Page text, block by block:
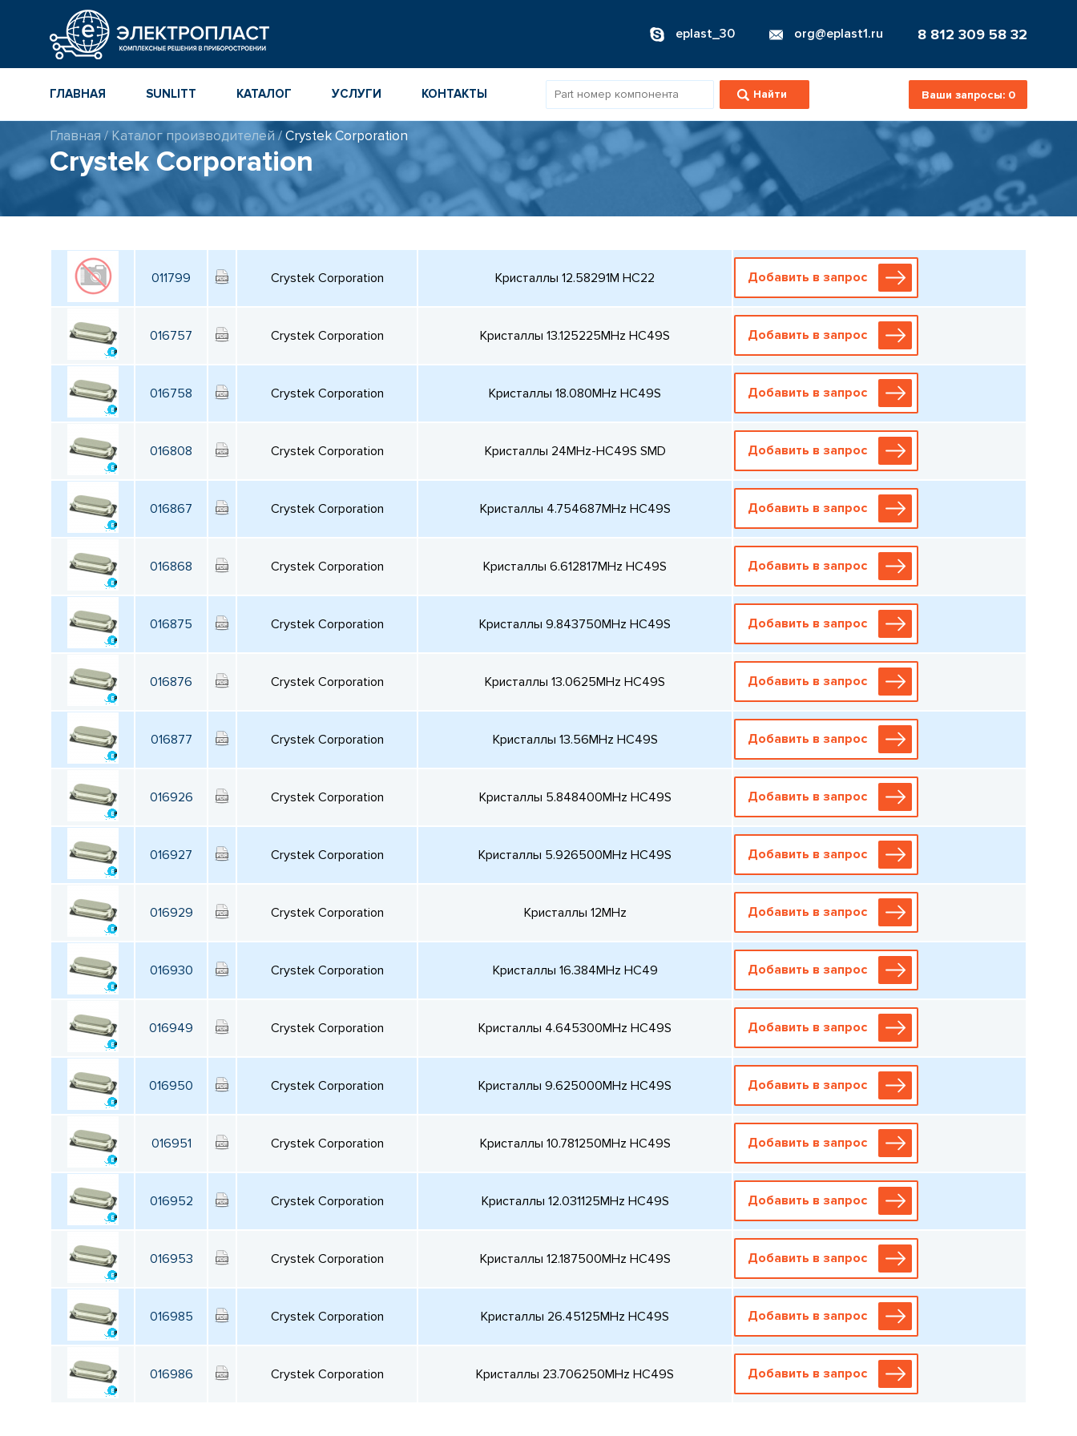
eplast_30 org@eplast1.ru 8 812 309 58 32
ГЛАВНАЯ SUNLITT
МНОГОСЛОЙНЫЕ
КЕРАМИЧЕСКИЕ ЧИП-
КОНДЕНСАТОРЫ
ПОВЕРХНОСТНОГО
И ТОНКОПЛЕНОЧНЫЕ
РЕЗИСТОРЫ ДЛЯ
ПОВЕРХНОСТНОГО
КАТАЛОГ
КАТАЛОГ
КОМПОНЕНТОВ
КАТАЛОГ ПРИБОРОВ
ИНСТРУМЕНТОВ
УСЛУГИ КОНТАКТЫ Ваши запросы: 0
Главная / Каталог производителей/Crystek Corporation
Crystek Corporation
011799 Crystek Corporation Кристаллы 12.58291M HC22 Добавить в запрос
016757 Crystek Corporation Кристаллы 13.125225MHz HC49S Добавить в запрос
016758 Crystek Corporation Кристаллы 18.080MHz HC49S Добавить в запрос
016808 Crystek Corporation Кристаллы 24MHz-HC49S SMD Добавить в запрос
016867 Crystek Corporation Кристаллы 4.754687MHz HC49S Добавить в запрос
016868 Crystek Corporation Кристаллы 6.612817MHz HC49S Добавить в запрос
016875 Crystek Corporation Кристаллы 9.843750MHz HC49S Добавить в запрос
016876 Crystek Corporation Кристаллы 13.0625MHz HC49S Добавить в запрос
016877 Crystek Corporation Кристаллы 13.56MHz HC49S Добавить в запрос
016926 Crystek Corporation Кристаллы 5.848400MHz HC49S Добавить в запрос
016927 Crystek Corporation Кристаллы 5.926500MHz HC49S Добавить в запрос
016929 Crystek Corporation Кристаллы 12MHz Добавить в запрос
016930 Crystek Corporation Кристаллы 16.384MHz HC49 Добавить в запрос
016949 Crystek Corporation Кристаллы 4.645300MHz HC49S Добавить в запрос
016950 Crystek Corporation Кристаллы 9.625000MHz HC49S Добавить в запрос
016951 Crystek Corporation Кристаллы 10.781250MHz HC49S Добавить в запрос
016952 Crystek Corporation Кристаллы 12.031125MHz HC49S Добавить в запрос
016953 Crystek Corporation Кристаллы 12.187500MHz HC49S Добавить в запрос
016985 Crystek Corporation Кристаллы 26.45125MHz HC49S Добавить в запрос
016986 Crystek Corporation Кристаллы 23.706250MHz HC49S Добавить в запрос